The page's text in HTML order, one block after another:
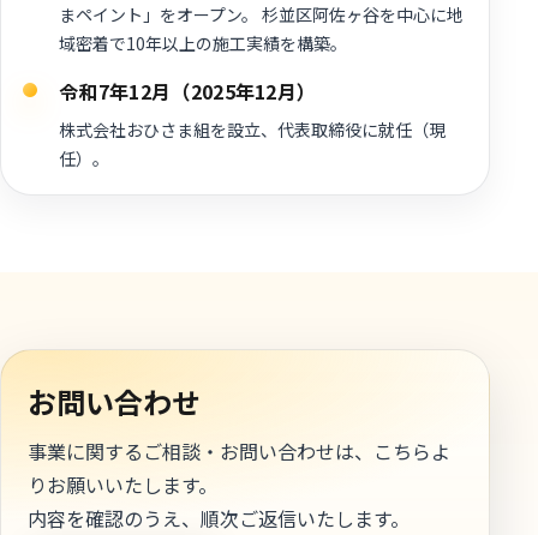
まペイント」をオープン。 杉並区阿佐ヶ谷を中心に地
域密着で10年以上の施工実績を構築。
令和7年12月（2025年12月）
株式会社おひさま組を設立、代表取締役に就任（現
任）。
お問い合わせ
事業に関するご相談・お問い合わせは、こちらよ
りお願いいたします。
内容を確認のうえ、順次ご返信いたします。